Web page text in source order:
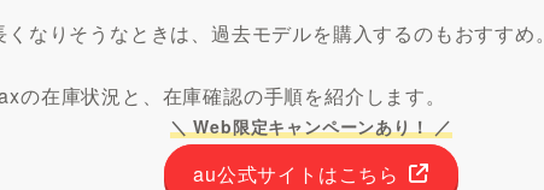
なりそうなときは、過去モデルを購入するのもおすすめ。
在庫状況と、在庫確認の手順を紹介します。
＼ Web限定キャンペーンあり！ ／
au公式サイトはこちら